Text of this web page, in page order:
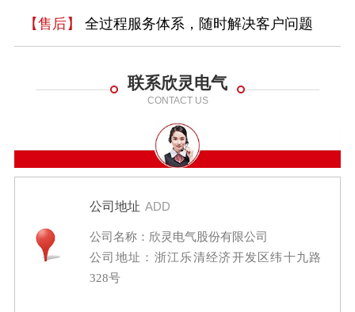
【售后】 全过程服务体系，随时解决客户问题
联系欣灵电气
CONTACT US
公司地址 ADD
公司名称：欣灵电气股份有限公司
公司地址：浙江乐清经济开发区纬十九路
328号